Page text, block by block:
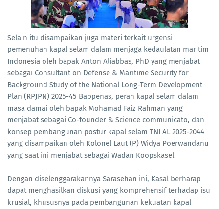
Selain itu disampaikan juga materi terkait urgensi
pemenuhan kapal selam dalam menjaga kedaulatan maritim
Indonesia oleh bapak Anton Aliabbas, PhD yang menjabat
sebagai Consultant on Defense & Maritime Security for
Background Study of the National Long-Term Development
Plan (RPJPN) 2025-45 Bappenas, peran kapal selam dalam
masa damai oleh bapak Mohamad Faiz Rahman yang
menjabat sebagai Co-founder & Science communicato, dan
konsep pembangunan postur kapal selam TNI AL 2025-2044
yang disampaikan oleh Kolonel Laut (P) Widya Poerwandanu
yang saat ini menjabat sebagai Wadan Koopskasel.
Dengan diselenggarakannya Sarasehan ini, Kasal berharap
dapat menghasilkan diskusi yang komprehensif terhadap isu
krusial, khususnya pada pembangunan kekuatan kapal